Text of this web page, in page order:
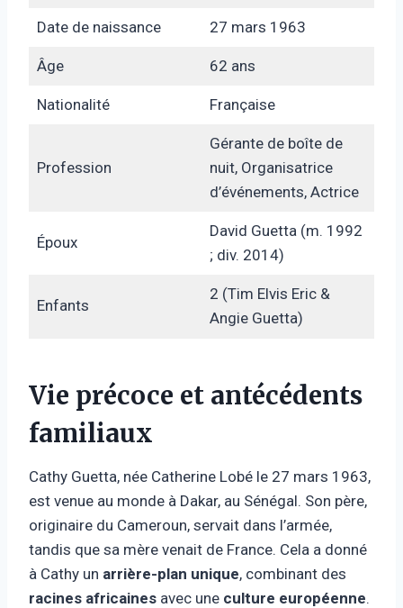
Date de naissance 27 mars 1963
Âge 62 ans
Nationalité Française
Profession
Gérante de boîte de
nuit, Organisatrice
d’événements, Actrice
Époux
David Guetta (m. 1992
; div. 2014)
Enfants
2 (Tim Elvis Eric &
Angie Guetta)
Vie précoce et antécédents
familiaux
Cathy Guetta, née Catherine Lobé le 27 mars 1963,
est venue au monde à Dakar, au Sénégal. Son père,
originaire du Cameroun, servait dans l’armée,
tandis que sa mère venait de France. Cela a donné
à Cathy un arrière-plan unique, combinant des
racines africaines avec une culture européenne.